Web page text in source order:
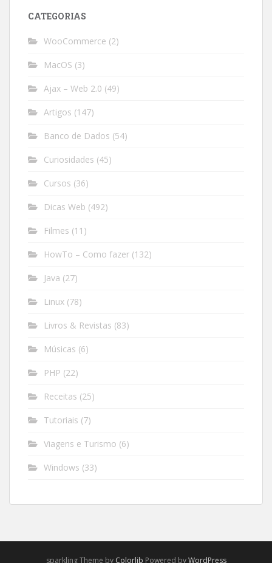
CATEGORIAS
WooCommerce (2)
MacOS (3)
Ajax – Web 2.0 (49)
Artigos (147)
Banco de Dados (54)
Curiosidades (45)
Cursos (36)
Dicas Web (492)
Filmes (11)
HowTo – Como fazer (132)
Java (27)
Linux (78)
Livros & Revistas (83)
Músicas (6)
PHP (22)
Receitas (25)
Tutoriais (7)
Viagens e Turismo (6)
Windows (33)
sparkling Theme by Colorlib Powered byWordPress